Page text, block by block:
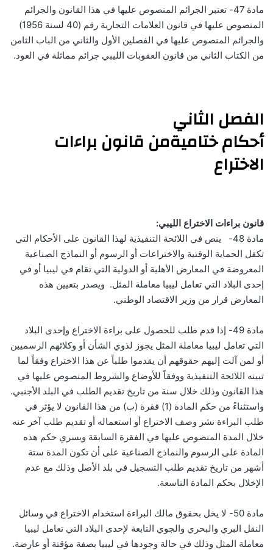
مادة 47- تعتبر الجرائم المنصوص عليها في هذا القانون والجرائم
المنصوص عليها في قانون العلامات التجارية رقم (40 لسنة 1956)
والجرائم المنصوص عليها في الفصلين الأول والثاني من الباب الثامن
من الكتاب الثاني من قانون العقوبات الليبي جرائم مماثلة في العود.
الفصل الثاني
أحكام ختاميةمن قانون براءات
الاختراع
قانون براءات الاختراع الليبي:
مادة 48- ينص في اللائحة التنفيذية لهذا القانون على الأحكام التي
تكفل الحماية الوقتية والاختراعات أو الرسوم أو النماذج الصناعية
المعروضة في المعارض الأهلية أو الدولية التي تقام في ليبيا أو في
إحدى البلاد التي تعامل ليبيا معاملة المثل. ويصدر بتعيين هذه
المعارض قرار من وزير الاقتصاد الوطني.
مادة 49- إذا قدم طلب للحصول على براءة الاختراع وإحدى البلاد
التي تعامل ليبيا معاملة المثل يجوز لذوي الشأن أو وكلائهم الرسميين
أو لمن آلت إليهم حقوقهم أن يقدموا طلباً عن هذا الاختراع وفقاً لما
تبينه اللائحة التنفيذية ووفقاً للأوضاع والشروط المنصوص عليها في
هذا القانون وذلك خلال سنة من تاريخ تقديم الطلب في البلد الأجنبي.
واستثناءً من حكم المادة (1) فقرة (ب) من هذا القانون لا يؤثر في
طلب البراءة نشر وصف الاختراع أو استعماله أو تقديم طلب آخر عنه
خلال المدة المنصوص عليها في الفقرة السابقة ويسري حكم هذه
المادة على الرسوم والنماذج الصناعية على أن تكون المدة ستة
أشهر من تاريخ تقديم طلب التسجيل في بلد الأصل وذلك مع عدم
الإخلال بحكم المادة التاسعة.
مادة 50- لا يخل بحقوق مالك البراءة استخدام الاختراع في وسائل
النقل البري والبحري والجوي التابعة لإحدى البلاد التي تعامل ليبيا
معاملة المثل وذلك في حالة وجودها في ليبيا بصفة مؤقتة أو عارضة.